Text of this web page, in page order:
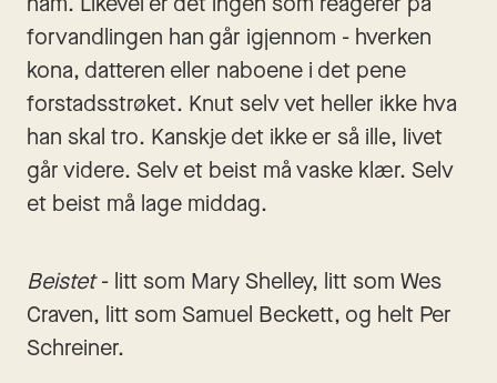
forvandlingen han går igjennom - hverken
kona, datteren eller naboene i det pene
forstadsstrøket. Knut selv vet heller ikke hva
han skal tro. Kanskje det ikke er så ille, livet
går videre. Selv et beist må vaske klær. Selv
et beist må lage middag.
Beistet - litt som Mary Shelley, litt som Wes
Craven, litt som Samuel Beckett, og helt Per
Schreiner.